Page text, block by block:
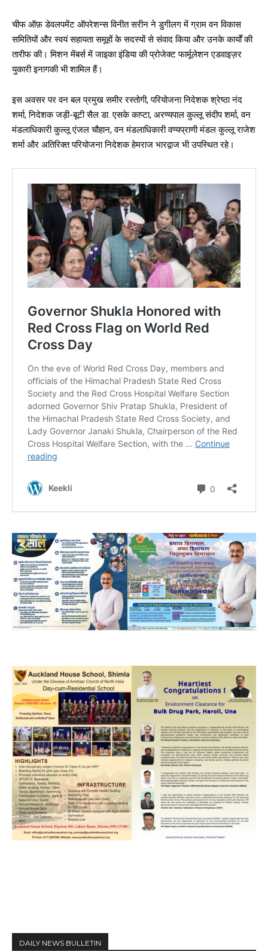
चीफ ऑफ़ डेवलपमेंट ऑपरेशन्स विनीत सरीन ने डुगीलग में ग्राम वन विकास
समितियों और स्वयं सहायता समूहों के सदस्यों से संवाद किया और उनके कार्यों की
तारीफ की। मिशन मेंबर्स में जाइका इंडिया की प्रोजेक्ट फार्मूलेशन एडवाइज़र
युकारी इनागकी भी शामिल हैं।
इस अवसर पर वन बल प्रमुख समीर रस्तोगी, परियोजना निदेशक श्रेष्ठा नंद
शर्मा, निदेशक जड़ी-बूटी सैल डा. एसके काप्टा, अरण्यपाल कुल्लू संदीप शर्मा, वन
मंडलाधिकारी कुल्लू एंजल चौहान, वन मंडलाधिकारी वण्यप्राणी मंडल कुल्लू राजेश
शर्मा और अतिरिक्त परियोजना निदेशक हेमराज भारद्वाज भी उपस्थित रहे।
DAILY NEWS BULLETIN